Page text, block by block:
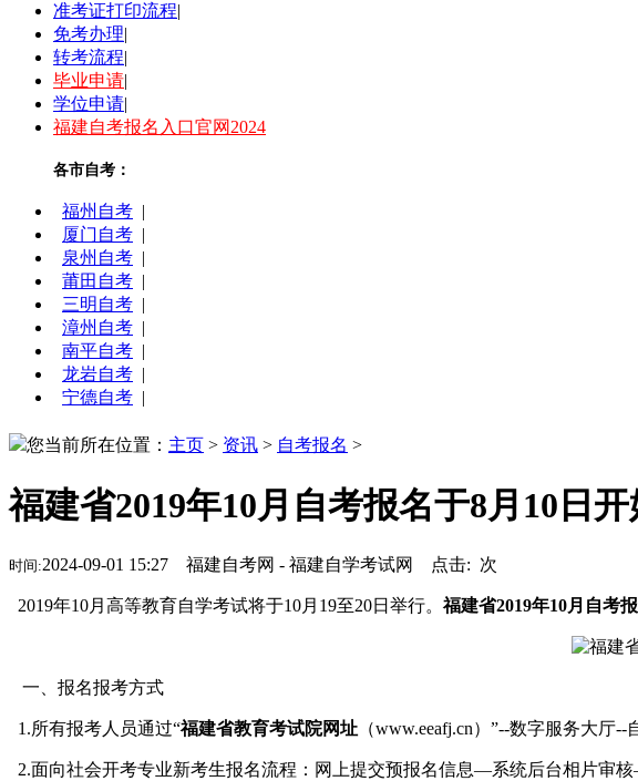
准考证打印流程|
免考办理|
转考流程|
毕业申请|
学位申请|
福建自考报名入口官网2024
各市自考：
福州自考 |
厦门自考 |
泉州自考 |
莆田自考 |
三明自考 |
漳州自考 |
南平自考 |
龙岩自考 |
宁德自考 |
您当前所在位置： 主页 > 资讯 > 自考报名 >
福建省2019年10月自考报名于8月10日开
时间:2024-09-01 15:27 福建自考网 - 福建自学考试网 点击: 次
2019年10月高等教育自学考试将于10月19至20日举行。福建省2019年10月自考
一、报名报考方式
1.所有报考人员通过“福建省教育考试院网址 （www.eeafj.cn）”--数字服务大厅
2.面向社会开考专业新考生报名流程：网上提交预报名信息—系统后台相片审